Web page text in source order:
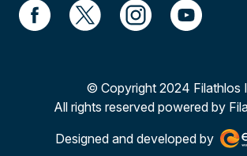
© Copyright 2024 Filathlos
All rights reserved powered by
Designed and developed by